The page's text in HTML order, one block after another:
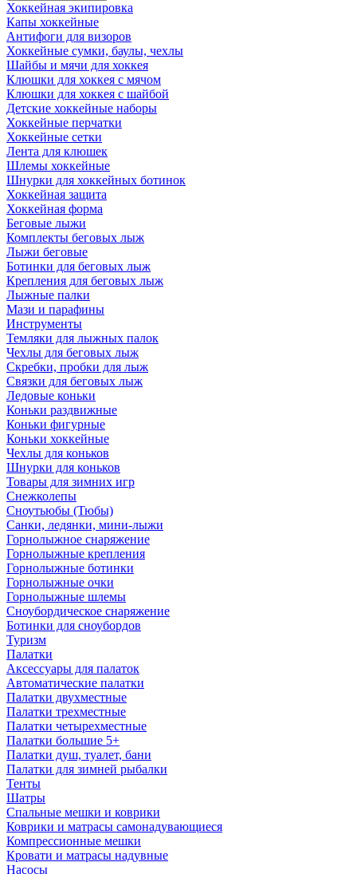
Хоккейная экипировка
Капы хоккейные
Антифоги для визоров
Хоккейные сумки, баулы, чехлы
Шайбы и мячи для хоккея
Клюшки для хоккея с мячом
Клюшки для хоккея с шайбой
Детские хоккейные наборы
Хоккейные перчатки
Хоккейные сетки
Лента для клюшек
Шлемы хоккейные
Шнурки для хоккейных ботинок
Хоккейная защита
Хоккейная форма
Беговые лыжи
Комплекты беговых лыж
Лыжи беговые
Ботинки для беговых лыж
Крепления для беговых лыж
Лыжные палки
Мази и парафины
Инструменты
Темляки для лыжных палок
Чехлы для беговых лыж
Скребки, пробки для лыж
Связки для беговых лыж
Ледовые коньки
Коньки раздвижные
Коньки фигурные
Коньки хоккейные
Чехлы для коньков
Шнурки для коньков
Товары для зимних игр
Снежколепы
Сноутьюбы (Тюбы)
Санки, ледянки, мини-лыжи
Горнолыжное снаряжение
Горнолыжные крепления
Горнолыжные ботинки
Горнолыжные очки
Горнолыжные шлемы
Сноубордическое снаряжение
Ботинки для сноубордов
Туризм
Палатки
Аксессуары для палаток
Автоматические палатки
Палатки двухместные
Палатки трехместные
Палатки четырехместные
Палатки большие 5+
Палатки душ, туалет, бани
Палатки для зимней рыбалки
Тенты
Шатры
Спальные мешки и коврики
Коврики и матрасы самонадувающиеся
Компрессионные мешки
Кровати и матрасы надувные
Насосы